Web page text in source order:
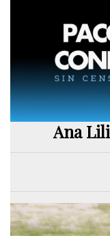
Ana